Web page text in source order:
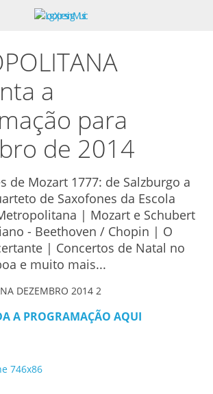
a
para
de 2014
de Mozart 1777: de Salzburgo a
de Saxofones da Escola
| Mozart e Schubert
- Beethoven / Chopin | O
| Concertos de Natal no
e muito mais...
A PROGRAMAÇÃO AQUI